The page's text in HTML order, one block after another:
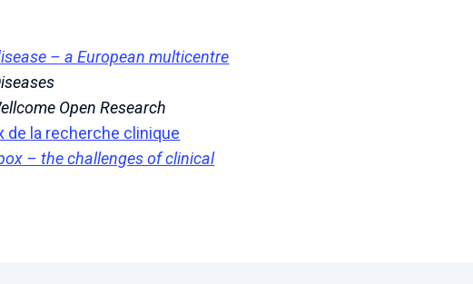
– a European multicentre
Open Research
de la recherche clinique
– the challenges of clinical